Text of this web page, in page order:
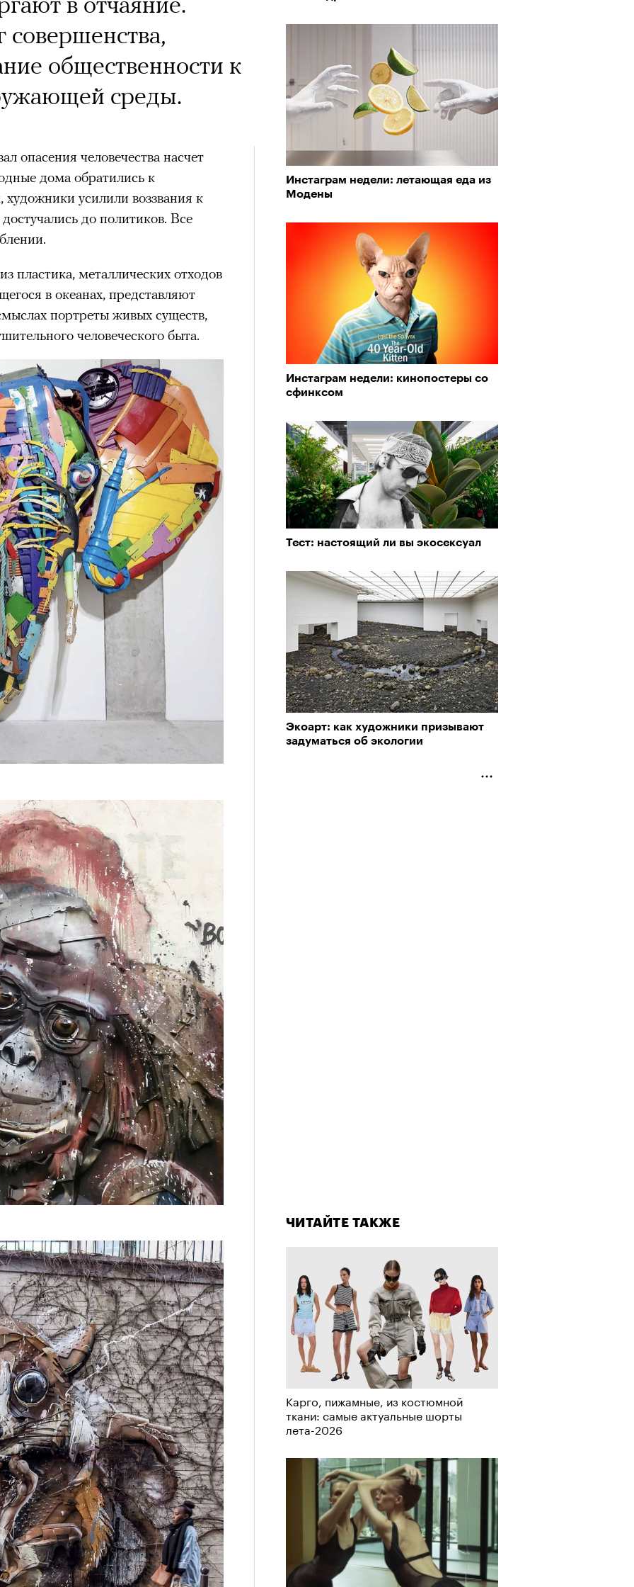
Инстаграм недели: летающая еда из
Модены
Инстаграм недели: кинопостеры со
сфинксом
Тест: настоящий ли вы экосексуал
Экоарт: как художники призывают
задуматься об экологии
ЧИТАЙТЕ ТАКЖЕ
провели первую резиденцию
Карго, пижамные, из костюмной
ткани: самые актуальные шорты
лета-2026
общественности к
среды.
опасения человечества насчет
дома обратились к
усилили воззвания к
до политиков. Все
пластика, металлических отходов
в океанах, представляют
портреты живых существ,
человеческого быта.
Театр «Озеро»: «Заниматься театром
ЧИТАЙТЕ ТАКЖЕ
Сможет ли человек прожить 180 лет:
отвечает Станислав Скакун
4 коллаборации, которые нельзя
пропустить
ушел из жизни
из важнейших
и настоящий
о его методе и
язык
канал «РБК Стиль»
им. Пушкина артисты театра
Юрия Бутусова. В спектакле,
тот же актерский состав —
Трибунцев, Полина Райкина,
Антон Кузнецов; мизансцены
артистов. Оригинальная
еще после отъезда режиссера из
после смерти Бутусова,
в Болгарии, можно назвать данью
остро почувствовали в
2002 году позвал Константин
российский спектакль
Дурненкова.
«Сатирикон»
сам — выламываясь из и без того
реальности. В нынешней
проецируются съемки
прощальных танцев погибшего
времени работает мощно — ты
все это действо со своим
в нем. В одном из ранних
Театра им. Ленсовета,
«I’ll be gone» — «меня не
экранного Бутусова в плоть
отсутствующее. Это не
иконой для людей от 20 лет и
тонкой, сбившейся ткани
времени
мощно — ты
все это
участием,
в нем.